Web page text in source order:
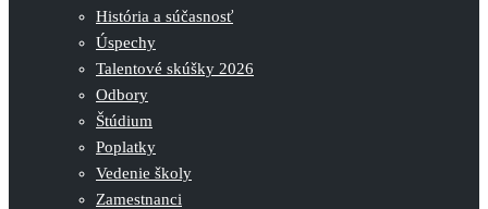
História a súčasnosť
Úspechy
Talentové skúšky 2026
Odbory
Štúdium
Poplatky
Vedenie školy
Zamestnanci